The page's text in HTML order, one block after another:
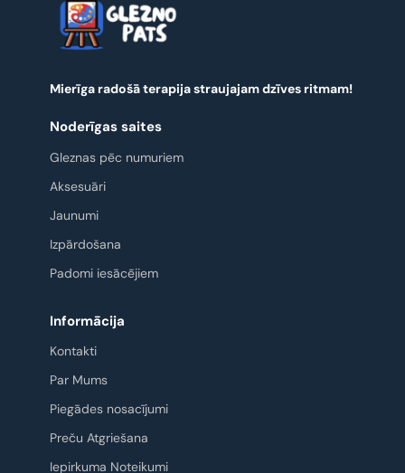
Mierīga radošā terapija straujajam dzīves ritmam!
Noderīgas saites
Gleznas pēc numuriem
Aksesuāri
Jaunumi
Izpārdošana
Padomi iesācējiem
Informācija
Kontakti
Par Mums
Piegādes nosacījumi
Preču Atgriešana
Iepirkuma Noteikumi